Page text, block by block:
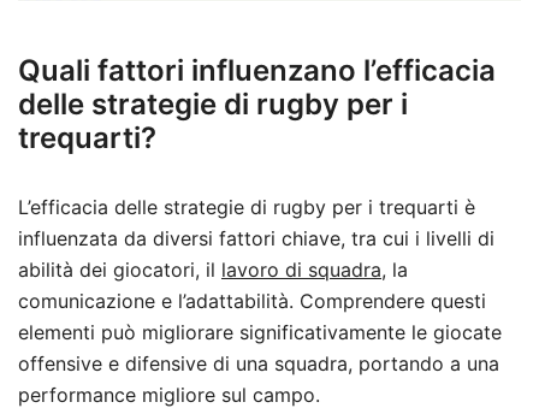
Quali fattori influenzano l’efficacia
delle strategie di rugby per i
trequarti?
L’efficacia delle strategie di rugby per i trequarti è
influenzata da diversi fattori chiave, tra cui i livelli di
abilità dei giocatori, il lavoro di squadra, la
comunicazione e l’adattabilità. Comprendere questi
elementi può migliorare significativamente le giocate
offensive e difensive di una squadra, portando a una
performance migliore sul campo.